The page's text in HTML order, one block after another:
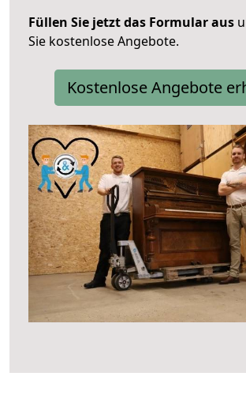
Füllen Sie jetzt das Formular aus
Sie kostenlose Angebote.
Kostenlose Angebote